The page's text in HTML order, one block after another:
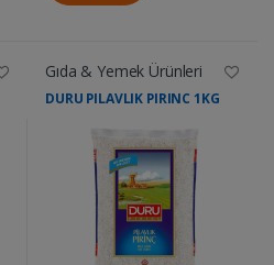
Gıda & Yemek Ürünleri
DURU PILAVLIK PIRINC 1KG